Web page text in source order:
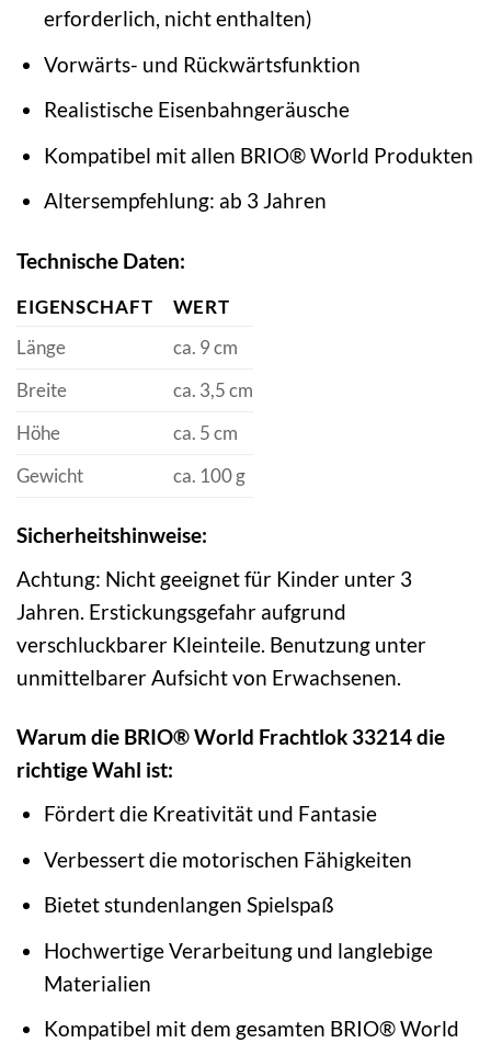
erforderlich, nicht enthalten)
Vorwärts- und Rückwärtsfunktion
Realistische Eisenbahngeräusche
Kompatibel mit allen BRIO® World Produkten
Altersempfehlung: ab 3 Jahren
Technische Daten:
EIGENSCHAFT
WERT
Länge
ca. 9 cm
Breite
ca. 3,5 cm
Höhe
ca. 5 cm
Gewicht
ca. 100 g
Sicherheitshinweise:
Achtung: Nicht geeignet für Kinder unter 3
Jahren. Erstickungsgefahr aufgrund
verschluckbarer Kleinteile. Benutzung unter
unmittelbarer Aufsicht von Erwachsenen.
Warum die BRIO® World Frachtlok 33214 die
richtige Wahl ist:
Fördert die Kreativität und Fantasie
Verbessert die motorischen Fähigkeiten
Bietet stundenlangen Spielspaß
Hochwertige Verarbeitung und langlebige
Materialien
Kompatibel mit dem gesamten BRIO® World